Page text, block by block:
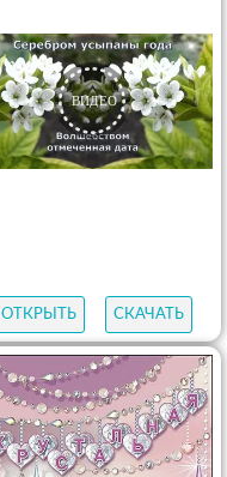
ОТКРЫТЬ
СКАЧАТЬ